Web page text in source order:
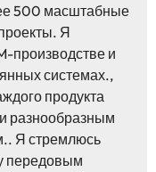
500 масштабные
Я
производстве и
системах.,
продукта
разнообразным
Я стремлюсь
передовым